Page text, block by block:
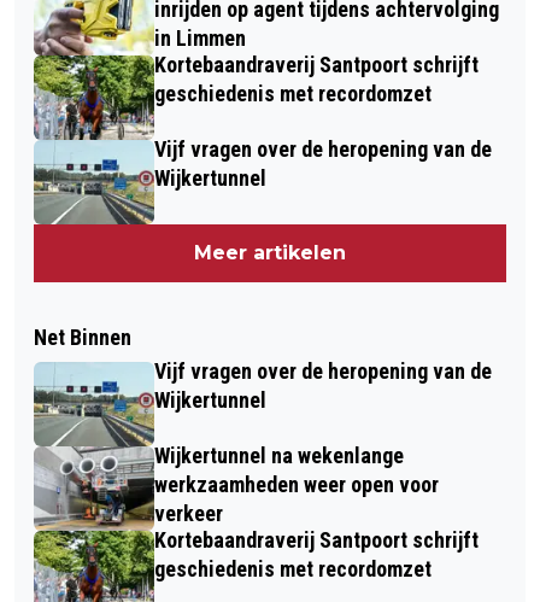
inrijden op agent tijdens achtervolging
in Limmen
Kortebaandraverij Santpoort schrijft
geschiedenis met recordomzet
Vijf vragen over de heropening van de
Wijkertunnel
Meer artikelen
Net Binnen
Vijf vragen over de heropening van de
Wijkertunnel
Wijkertunnel na wekenlange
werkzaamheden weer open voor
verkeer
Kortebaandraverij Santpoort schrijft
geschiedenis met recordomzet